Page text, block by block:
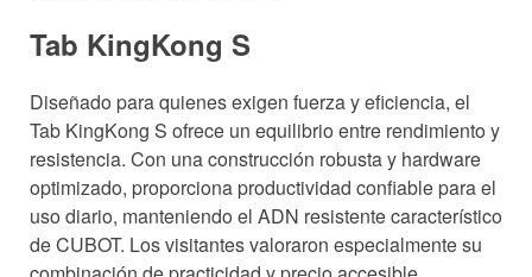
Tab KingKong S
Diseñado para quienes exigen fuerza y eficiencia, el
Tab KingKong S ofrece un equilibrio entre rendimiento y
resistencia. Con una construcción robusta y hardware
optimizado, proporciona productividad confiable para el
uso diario, manteniendo el ADN resistente característico
de CUBOT. Los visitantes valoraron especialmente su